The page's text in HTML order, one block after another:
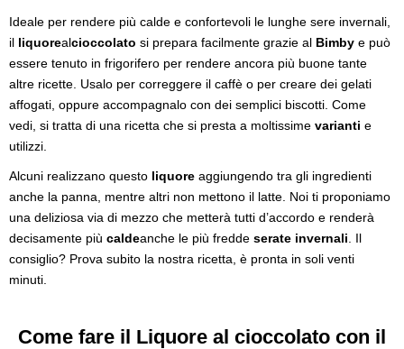
Ideale per rendere più calde e confortevoli le lunghe sere invernali,
il liquorealcioccolato si prepara facilmente grazie al Bimby e può
essere tenuto in frigorifero per rendere ancora più buone tante
altre ricette. Usalo per correggere il caffè o per creare dei gelati
affogati, oppure accompagnalo con dei semplici biscotti. Come
vedi, si tratta di una ricetta che si presta a moltissime varianti e
utilizzi.
Alcuni realizzano questo liquore aggiungendo tra gli ingredienti
anche la panna, mentre altri non mettono il latte. Noi ti proponiamo
una deliziosa via di mezzo che metterà tutti d’accordo e renderà
decisamente più caldeanche le più fredde serate invernali . Il
consiglio? Prova subito la nostra ricetta, è pronta in soli venti
minuti.
Come fare il Liquore al cioccolato con il